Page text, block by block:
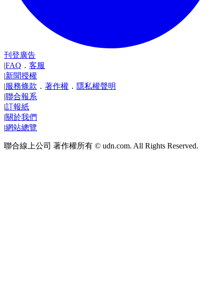
刊登廣告
|FAQ ． 客服
|新聞授權
|服務條款 ． 著作權 ． 隱私權聲明
|聯合報系
|訂報紙
|關於我們
|網站總覽
聯合線上公司 著作權所有 © udn.com. All Rights Reserved.